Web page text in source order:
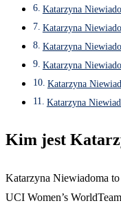
Katarzyna
Katarzyna
Katarzyna
Katarzyna
Katarzyna
Katarzyna
Kim jest
Katarzyna Niewiadoma
UCI Women’s